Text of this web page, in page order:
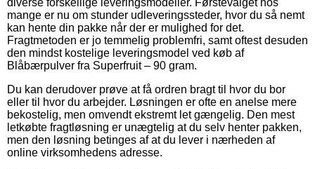
mange er nu om stunder udleveringssteder, hvor du så nemt
kan hente din pakke når der er mulighed for det.
Fragtmetoden er jo temmelig problemfri, samt oftest desuden
den mindst kostelige leveringsmodel ved køb af
Blåbærpulver fra Superfruit – 90 gram.
Du kan derudover prøve at få ordren bragt til hvor du bor
eller til hvor du arbejder. Løsningen er ofte en anelse mere
bekostelig, men omvendt ekstremt let gængelig. Den mest
letkøbte fragtløsning er unægtelig at du selv henter pakken,
men den løsning betinges af at du lever i nærheden af
online virksomhedens adresse.